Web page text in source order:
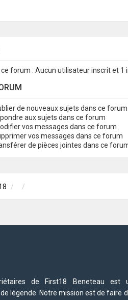
forum : Aucun utilisateur inscrit et 1
de nouveaux sujets dans ce forum
aux sujets dans ce forum
vos messages dans ce forum
vos messages dans ce forum
de pièces jointes dans ce
de First18 Beneteau est
légende. Notre mission est de faire